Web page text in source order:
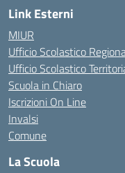
Link Esterni
MIUR
Ufficio Scolastico
Ufficio Scolastico
Scuola in Chiaro
Iscrizioni On Line
Invalsi
Comune
La Scuola